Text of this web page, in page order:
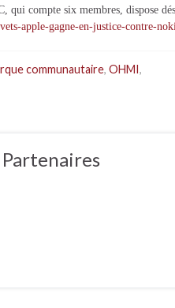
qui compte six membres, dispose
apple-gagne-en-justice-contre-
communautaire, OHMI,